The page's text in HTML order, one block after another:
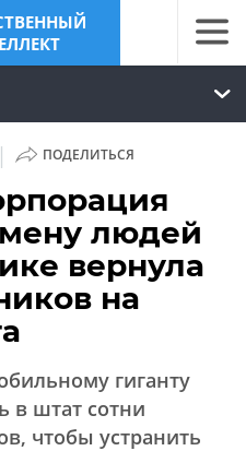
| ПОДЕЛИТЬСЯ
людей
вернула
на
гиганту
в штат сотни
чтобы устранить